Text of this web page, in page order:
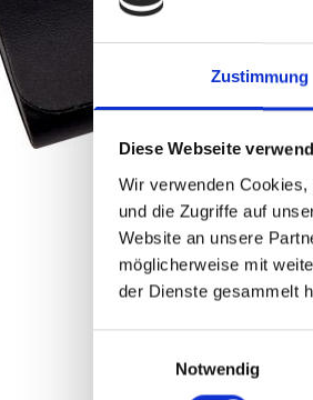
Zustimmung
Diese Webseite
Wir verwenden
und die Zugriffe auf
Website an unsere
möglicherweise mit
der Dienste gesammelt
Notwendig